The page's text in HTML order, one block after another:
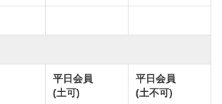
なり約10分ほどでご来場頂けます。
の移動手段としてハイウェイバスを
トもございます。
は東京駅八重洲南口のバスターミナ
行き」が運行しており、最寄りのバ
平日会員
(土可)
平日会員
(土不可)